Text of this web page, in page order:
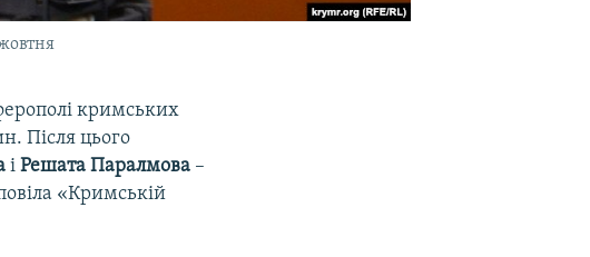
кримських
Після цього
і Решата Паралмова –
«Кримській